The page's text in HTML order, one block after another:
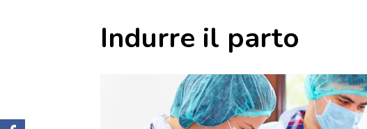
Indurre il parto